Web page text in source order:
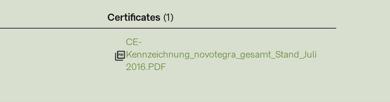
Solinteg (3)
Certificates (1)
CE-
Kennzeichnung_novotegra_gesamt_Stand_Juli
2016.PDF